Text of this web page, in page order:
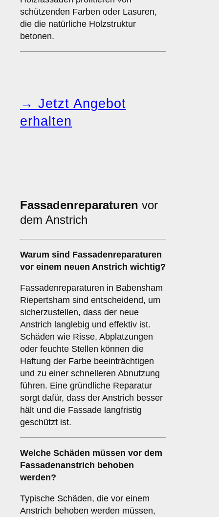
schützenden Farben oder Lasuren,
die die natürliche Holzstruktur
betonen.
→ Jetzt Angebot
erhalten
Fassadenreparaturen vor
dem Anstrich
Warum sind Fassadenreparaturen
vor einem neuen Anstrich wichtig?
Fassadenreparaturen in Babensham
Riepertsham sind entscheidend, um
sicherzustellen, dass der neue
Anstrich langlebig und effektiv ist.
Schäden wie Risse, Abplatzungen
oder feuchte Stellen können die
Haftung der Farbe beeinträchtigen
und zu einer schnelleren Abnutzung
führen. Eine gründliche Reparatur
sorgt dafür, dass der Anstrich besser
hält und die Fassade langfristig
geschützt ist.
Welche Schäden müssen vor dem
Fassadenanstrich behoben
werden?
Typische Schäden, die vor einem
Anstrich behoben werden müssen,